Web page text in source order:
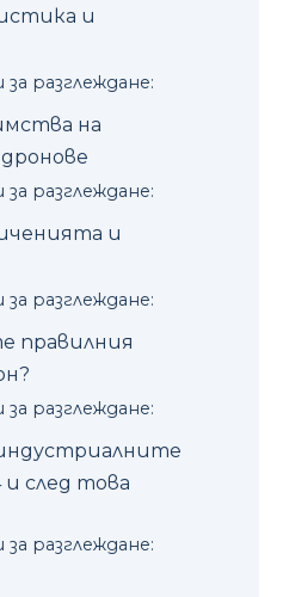
и
за разглеждане:
на
за разглеждане:
и
за разглеждане:
правилния
за разглеждане:
и след това
за разглеждане: